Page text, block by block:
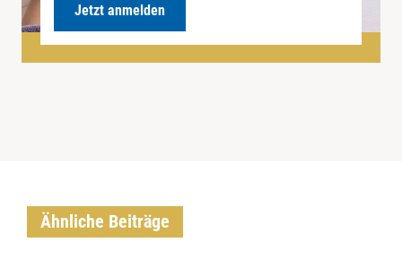
Jetzt anmelden
Ähnliche Beiträge